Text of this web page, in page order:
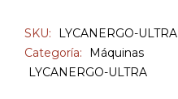
SKU:
LYCANERGO-ULTRA
Categoría:
Máquinas
LYCANERGO-ULTRA